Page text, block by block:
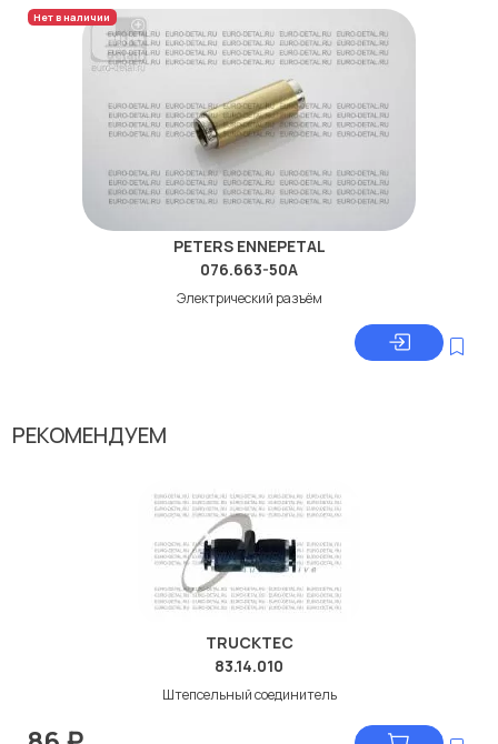
Нет в наличии
PETERS ENNEPETAL
076.663-50A
Электрический разъём
РЕКОМЕНДУЕМ
TRUCKTEC
83.14.010
Штепсельный соединитель